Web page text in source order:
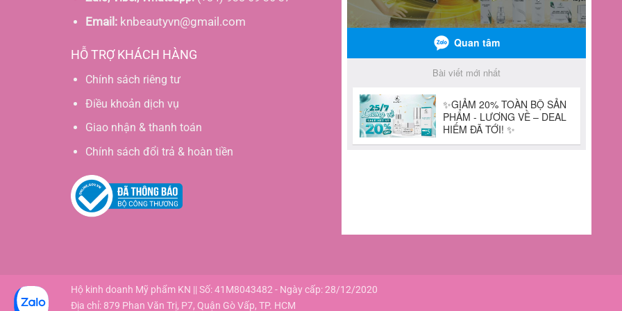
Email:knbeautyvn@gmail.com
HỖ TRỢ KHÁCH HÀNG
Chính sách riêng tư
Điều khoản dịch vụ
Giao nhận & thanh toán
Chính sách đổi trả & hoàn tiền
Hộ kinh doanh Mỹ phẩm KN || Số: 41M8043482 - Ngày cấp: 28/12/2020
Địa chỉ: 879 Phan Văn Trị, P7, Quận Gò Vấp, TP. HCM